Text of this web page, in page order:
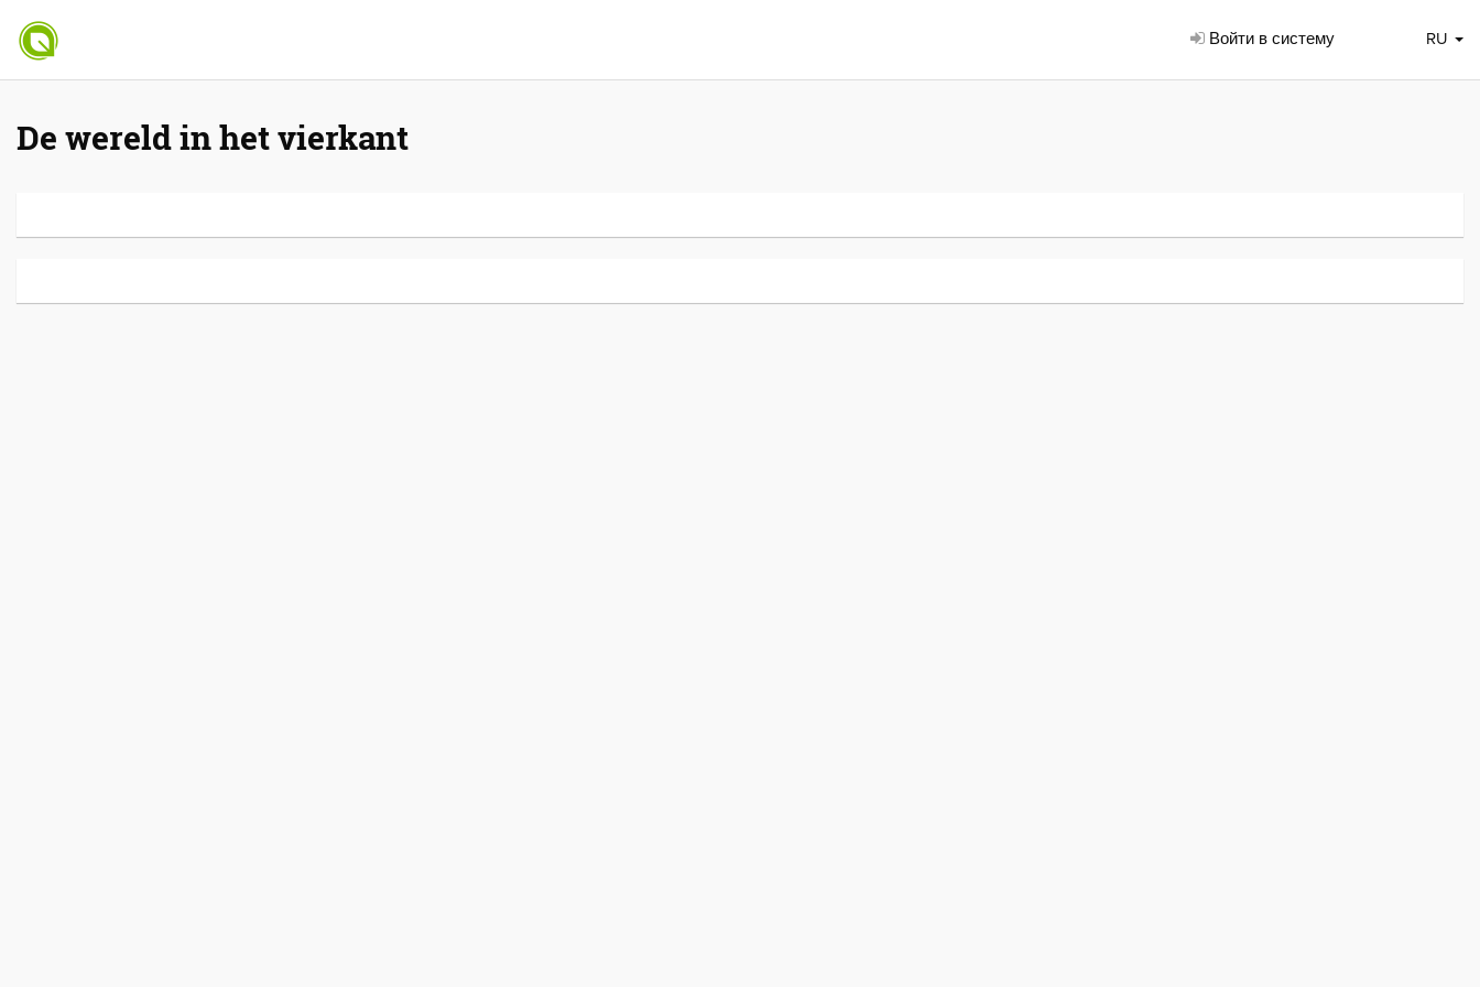
Войти в систему RU
De wereld in het vierkant